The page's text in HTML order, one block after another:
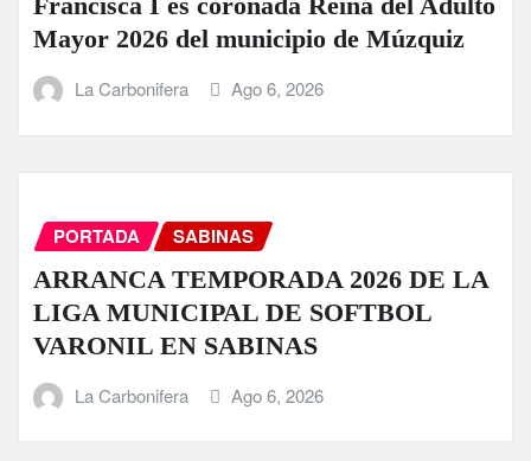
Mayor 2026 del municipio de Múzquiz
La Carbonifera Ago 6, 2026
PORTADA SABINAS
ARRANCA TEMPORADA 2026 DE LA
LIGA MUNICIPAL DE SOFTBOL
VARONIL EN SABINAS
La Carbonifera Ago 6, 2026